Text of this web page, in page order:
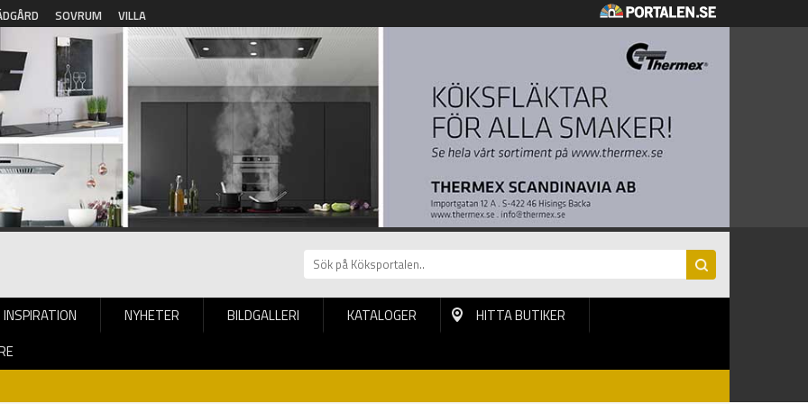
SOVRUM VILLA
INSPIRATION NYHETER BILDGALLERI KATALOGER
HITTA BUTIKER